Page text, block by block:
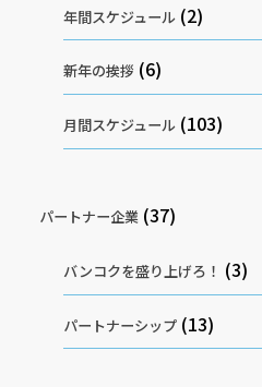
年間スケジュール (2)
新年の挨拶 (6)
月間スケジュール (103)
パートナー企業 (37)
バンコクを盛り上げろ！ (3)
パートナーシップ (13)